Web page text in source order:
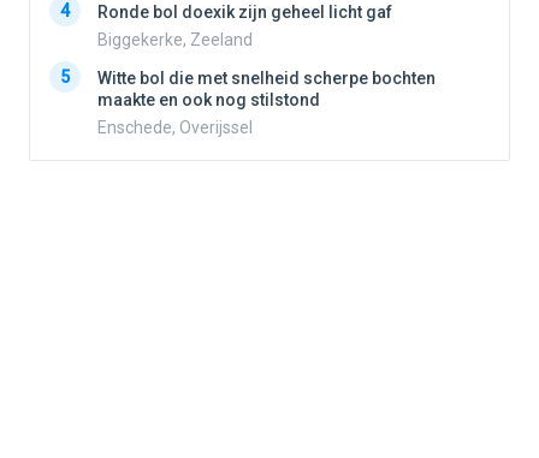
4
Ronde bol doexik zijn geheel licht gaf
Biggekerke, Zeeland
5
Witte bol die met snelheid scherpe bochten
maakte en ook nog stilstond
Enschede, Overijssel